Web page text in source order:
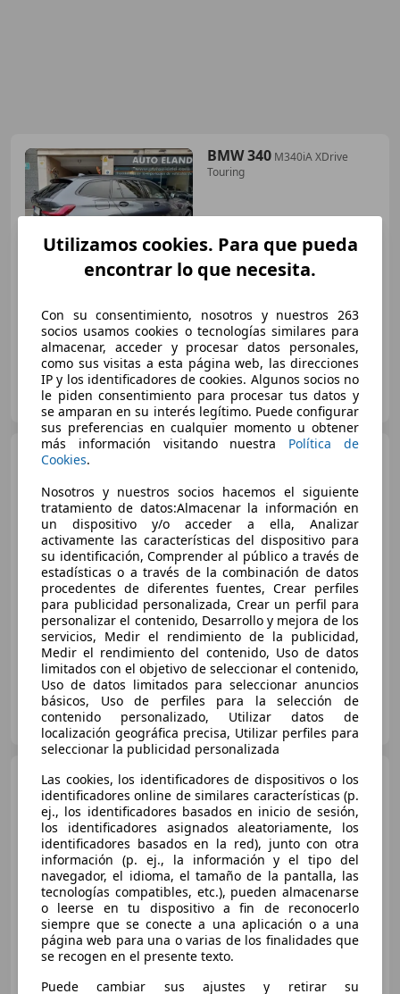
BMW 340 M340iA XDrive
Touring
€ 43.500
Buenprecio
AUTO ELAND BARCELONA
ES-08029 BARCELONA
BMW 320
€ 22.990
Súperoferta
02/2020 66.000 km Diésel
140 kW (190 CV)
4WD, ABS, ESP
FLEXICAR CABRERA DEL MAR
ES-08349 Cabrera de Mar
BMW 320320iA
€ 19.410
Súper oferta
08/2020 129.237 km Gasolina 135 kW (184 CV)
Utilizamos cookies. Para que pueda
encontrar lo que necesita.
Con su consentimiento, nosotros y nuestros 263
socios usamos cookies o tecnologías similares para
almacenar, acceder y procesar datos personales,
como sus visitas a esta página web, las direcciones
IP y los identificadores de cookies. Algunos socios no
le piden consentimiento para procesar tus datos y
se amparan en su interés legítimo. Puede configurar
sus preferencias en cualquier momento u obtener
más información visitando nuestra Política de
Cookies.
Nosotros y nuestros socios hacemos el siguiente
tratamiento de datos:Almacenar la información en
un dispositivo y/o acceder a ella, Analizar
activamente las características del dispositivo para
su identificación, Comprender al público a través de
estadísticas o a través de la combinación de datos
procedentes de diferentes fuentes, Crear perfiles
para publicidad personalizada, Crear un perfil para
personalizar el contenido, Desarrollo y mejora de los
servicios, Medir el rendimiento de la publicidad,
Medir el rendimiento del contenido, Uso de datos
limitados con el objetivo de seleccionar el contenido,
Uso de datos limitados para seleccionar anuncios
básicos, Uso de perfiles para la selección de
contenido personalizado, Utilizar datos de
localización geográfica precisa, Utilizar perfiles para
seleccionar la publicidad personalizada
Las cookies, los identificadores de dispositivos o los
identificadores online de similares características (p.
ej., los identificadores basados en inicio de sesión,
los identificadores asignados aleatoriamente, los
identificadores basados en la red), junto con otra
información (p. ej., la información y el tipo del
navegador, el idioma, el tamaño de la pantalla, las
tecnologías compatibles, etc.), pueden almacenarse
o leerse en tu dispositivo a fin de reconocerlo
siempre que se conecte a una aplicación o a una
página web para una o varias de los finalidades que
se recogen en el presente texto.
Puede cambiar sus ajustes y retirar su